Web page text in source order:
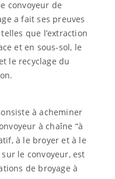
convoyeur de
a fait ses preuves
que l’extraction
et en sous-sol, le
le recyclage du
à acheminer
à chaîne “à
à le broyer et à le
le convoyeur, est
de broyage à